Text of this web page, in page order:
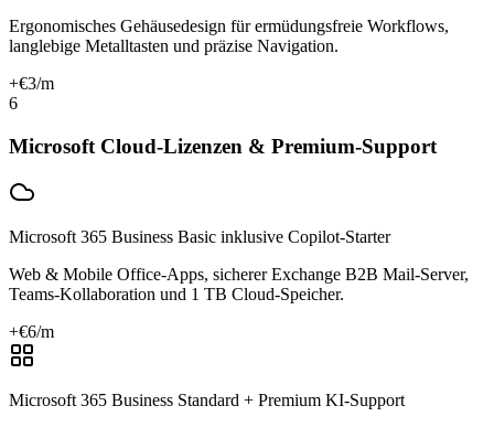
Ergonomisches Gehäusedesign für ermüdungsfreie Workflows,
langlebige Metalltasten und präzise Navigation.
+€3/m
6
Microsoft Cloud-Lizenzen & Premium-Support
Microsoft 365 Business Basic inklusive Copilot-Starter
Web & Mobile Office-Apps, sicherer Exchange B2B Mail-Server,
Teams-Kollaboration und 1 TB Cloud-Speicher.
+€6/m
Microsoft 365 Business Standard + Premium KI-Support